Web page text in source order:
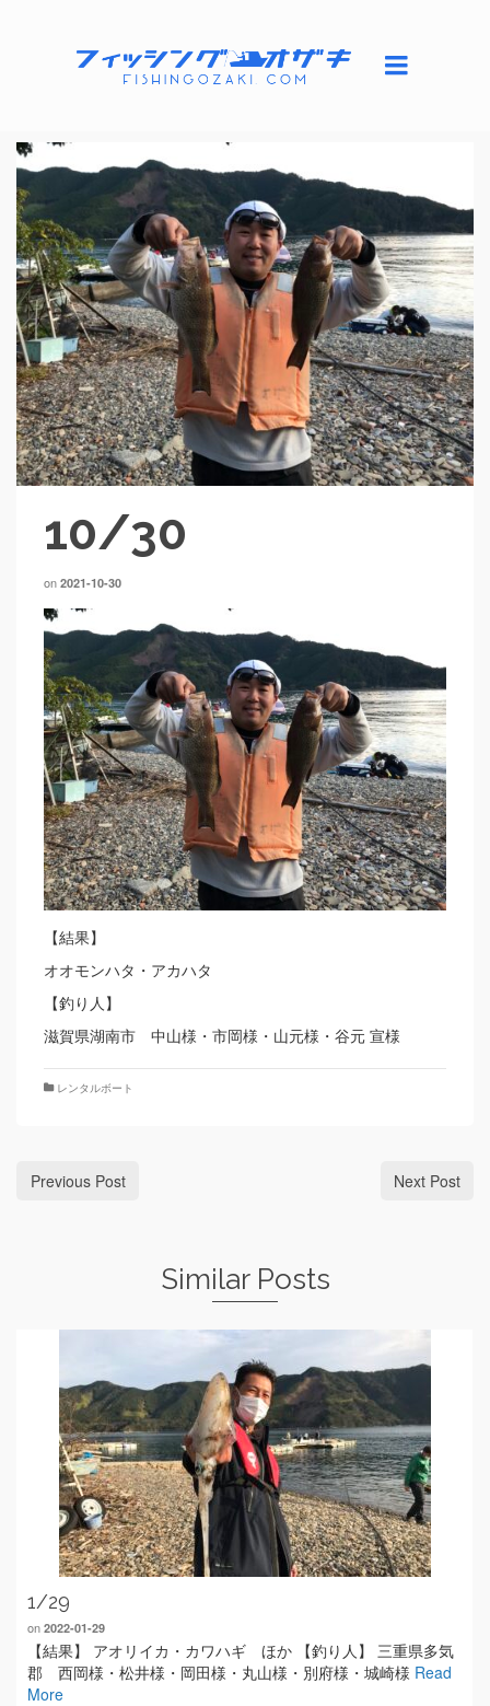
10/30
on 2021-10-30
【結果】
オオモンハタ・アカハタ
【釣り人】
滋賀県湖南市 中山様・市岡様・山元様・谷元 宣様
レンタルボート
Previous Post Next Post
Similar Posts
1/29
on 2022-01-29
【結果】 アオリイカ・カワハギ ほか 【釣り人】 三重県多気
郡 西岡様・松井様・岡田様・丸山様・別府様・城崎様 Read
More